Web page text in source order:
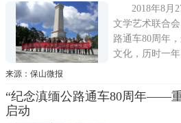
2018年8月
文学艺术联合
路通车80周年
文化，历时一
土画家心血的
举办的相关纪
来源：保山微报
“纪念滇缅公路通车80周年——
启动